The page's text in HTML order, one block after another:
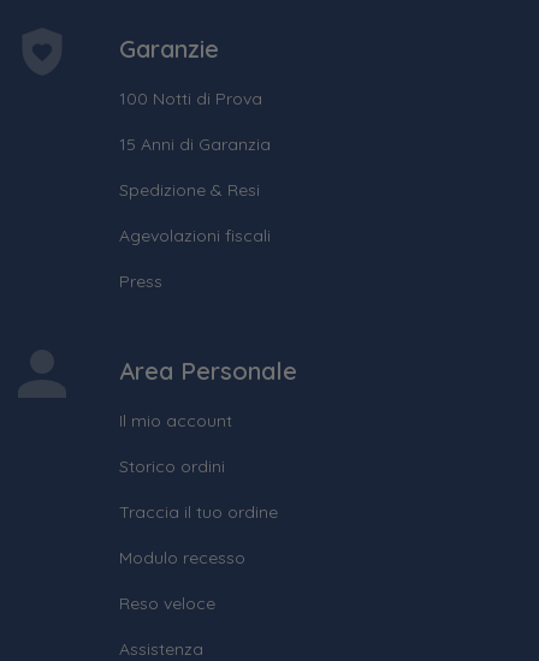
Garanzie
100 Notti di Prova
15 Anni di Garanzia
Spedizione & Resi
Agevolazioni fiscali
Press
Area Personale
Il mio account
Storico ordini
Traccia il tuo ordine
Modulo recesso
Reso veloce
Assistenza